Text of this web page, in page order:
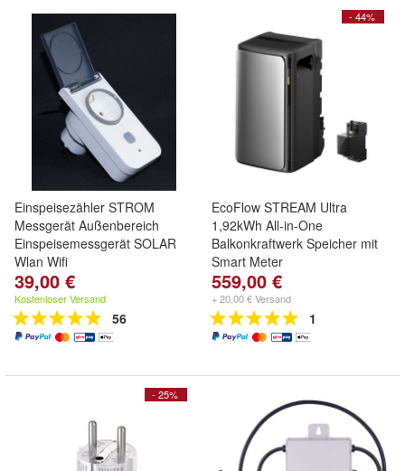
Einspeisezähler STROM
Messgerät Außenbereich
Einspeisemessgerät SOLAR
Wlan Wifi
39,00 €
Kostenloser Versand
56
- 44%
EcoFlow STREAM Ultra
1,92kWh All-in-One
Balkonkraftwerk Speicher mit
Smart Meter
559,00 €
+ 20,00 € Versand
1
- 25%